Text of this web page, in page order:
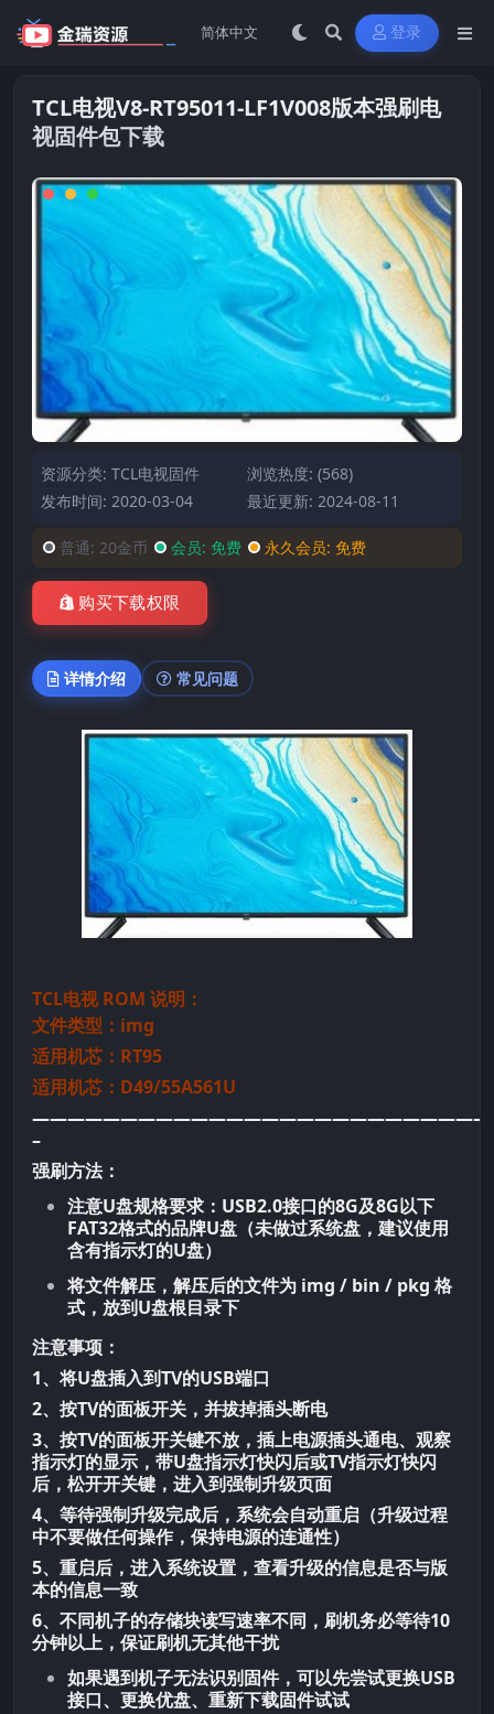
登录
TCL电视V8-RT95011-LF1V008版本强刷电
视固件包下载
资源分类: TCL电视固件
浏览热度: (568)
发布时间: 2020-03-04
最近更新: 2024-08-11
普通: 20金币 会员: 免费 永久会员: 免费
购买下载权限
详情介绍 常见问题
TCL电视 ROM 说明：
文件类型：img
适用机芯：RT95
适用机芯：D49/55A561U
–
强刷方法：
注意U盘规格要求：USB2.0接口的8G及8G以下
FAT32格式的品牌U盘（未做过系统盘，建议使用
含有指示灯的U盘）
将文件解压，解压后的文件为 img / bin / pkg 格
式，放到U盘根目录下
注意事项：
1、将U盘插入到TV的USB端口
2、按TV的面板开关，并拔掉插头断电
3、按TV的面板开关键不放，插上电源插头通电、观察
指示灯的显示，带U盘指示灯快闪后或TV指示灯快闪
后，松开开关键，进入到强制升级页面
4、等待强制升级完成后，系统会自动重启（升级过程
中不要做任何操作，保持电源的连通性）
5、重启后，进入系统设置，查看升级的信息是否与版
本的信息一致
6、不同机子的存储块读写速率不同，刷机务必等待10
分钟以上，保证刷机无其他干扰
如果遇到机子无法识别固件，可以先尝试更换USB
接口、更换优盘、重新下载固件试试